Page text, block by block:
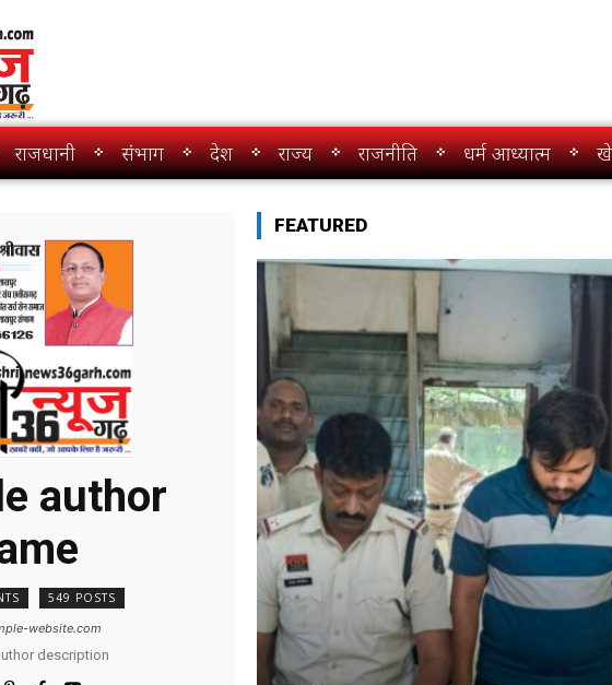
राजधानी संभाग देश राज्य राजनीति धर्म आध्यात्म
author
549 POSTS
website.com
description
FEATURED